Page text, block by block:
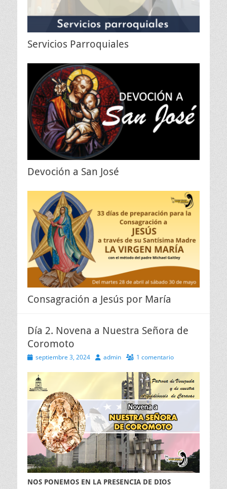
Servicios Parroquiales
Devoción a San José
Consagración a Jesús por María
Día 2. Novena a Nuestra Señora de
Coromoto
Publicado
septiembre 3, 2024 Autoradmin 1 comentario
NOS PONEMOS EN LA PRESENCIA DE DIOS